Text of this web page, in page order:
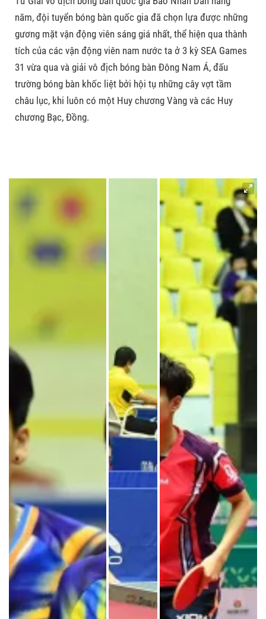
năm, đội tuyển bóng bàn quốc gia đã chọn lựa được những
gương mặt vận động viên sáng giá nhất, thể hiện qua thành
tích của các vận động viên nam nước ta ở 3 kỳ SEA Games
31 vừa qua và giải vô địch bóng bàn Đông Nam Á, đấu
trường bóng bàn khốc liệt bởi hội tụ những cây vợt tầm
châu lục, khi luôn có một Huy chương Vàng và các Huy
chương Bạc, Đồng.